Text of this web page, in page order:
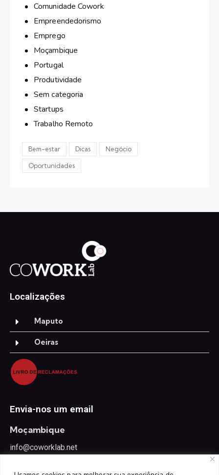
Comunidade Cowork
Empreendedorismo
Emprego
Moçambique
Portugal
Produtividade
Sem categoria
Startups
Trabalho Remoto
Bem-estar Dicas Negócio
Oportunidades
Localizações
Maputo
Oeiras
Envia-nos um email
Moçambique
info@coworklab.net